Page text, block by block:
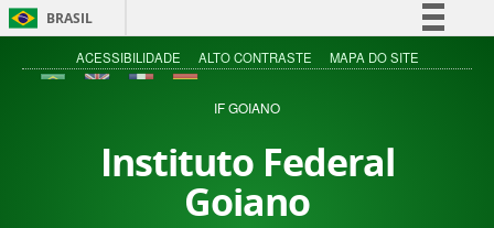
BRASIL
Simplifique!
Acesso à informação
ACESSIBILIDADE ALTO CONTRASTE MAPA DO SITE
IF GOIANO
Instituto Federal
Goiano